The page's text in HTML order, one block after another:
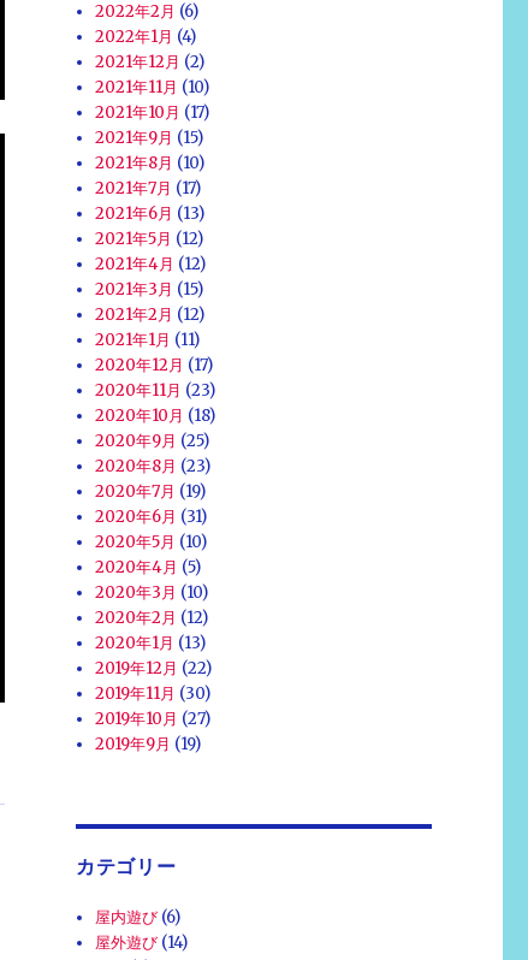
2022年2月 (6)
2022年1月 (4)
2021年12月 (2)
2021年11月 (10)
2021年10月 (17)
2021年9月 (15)
2021年8月 (10)
2021年7月 (17)
2021年6月 (13)
2021年5月 (12)
2021年4月 (12)
2021年3月 (15)
2021年2月 (12)
2021年1月 (11)
2020年12月 (17)
2020年11月 (23)
2020年10月 (18)
2020年9月 (25)
2020年8月 (23)
2020年7月 (19)
2020年6月 (31)
2020年5月 (10)
2020年4月 (5)
2020年3月 (10)
2020年2月 (12)
2020年1月 (13)
2019年12月 (22)
2019年11月 (30)
2019年10月 (27)
2019年9月 (19)
カテゴリー
屋内遊び (6)
屋外遊び (14)